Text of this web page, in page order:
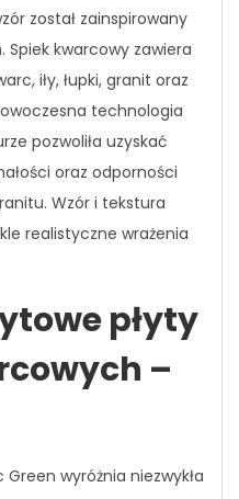
został zainspirowany
kwarcowy zawiera
iły, łupki, granit oraz
technologia
pozwoliła uzyskać
oraz odporności
Wzór i tekstura
realistyczne wrażenia
płyty
–
wyróżnia niezwykła